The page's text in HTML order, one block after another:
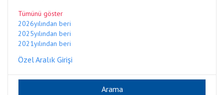
Tümünü göster
2026yılından beri
2025yılından beri
2021yılından beri
Özel Aralık Girişi